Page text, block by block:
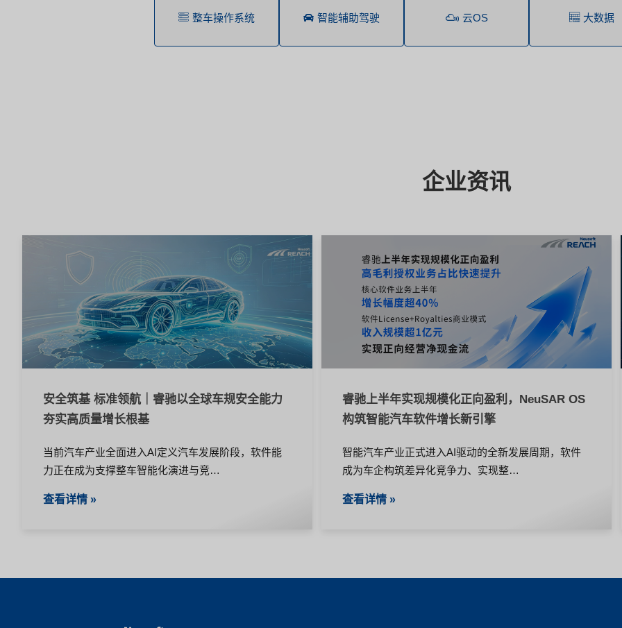
整车操作系统 智能辅助驾驶 云OS 大数据
企业资讯
安全筑基 标准领航｜睿驰以全球车规安全能力
夯实高质量增长根基
当前汽车产业全面进入AI定义汽车发展阶段，软件能
力正在成为支撑整车智能化演进与竞…
查看详情 »
睿驰上半年实现规模化正向盈利，NeuSAR OS
构筑智能汽车软件增长新引擎
智能汽车产业正式进入AI驱动的全新发展周期，软件
成为车企构筑差异化竞争力、实现整…
查看详情 »